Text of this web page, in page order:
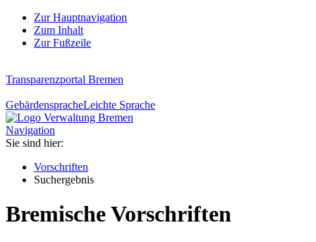
Zur Hauptnavigation
Zum Inhalt
Zur Fußzeile
Transparenzportal Bremen
GebärdenspracheLeichte Sprache
Navigation
Sie sind hier:
Vorschriften
Suchergebnis
Bremische Vorschriften